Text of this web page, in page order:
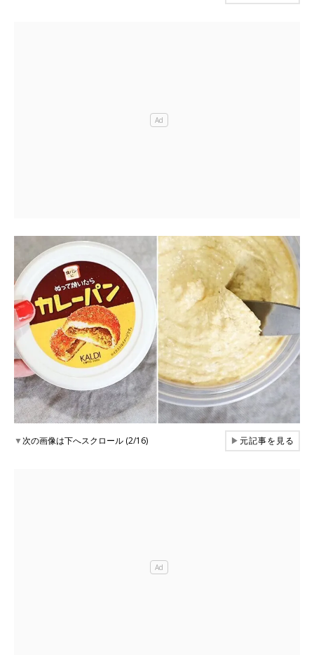
▼次の画像は下へスクロール (2/16) ▶元記事を見る